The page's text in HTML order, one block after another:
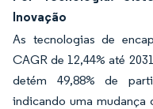
Inovação
As tecnologias de
CAGR de 12,44% até
detém 49,88% de
indicando uma mudança